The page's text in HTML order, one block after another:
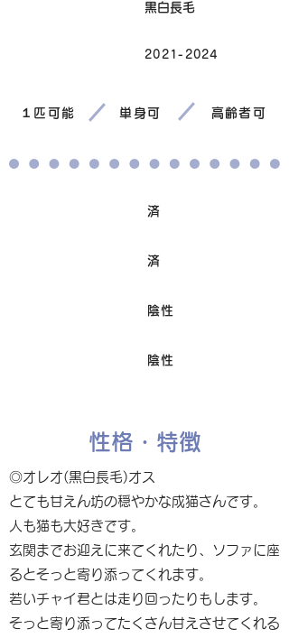
黒白長毛
2021-2024
１匹可能 単身可 高齢者可
済
済
陰性
陰性
性格・特徴
◎オレオ(黒白長毛)オス
とても甘えん坊の穏やかな成猫さんです。
人も猫も大好きです。
玄関までお迎えに来てくれたり、ソファに座
るとそっと寄り添ってくれます。
若いチャイ君とは走り回ったりもします。
そっと寄り添ってたくさん甘えさせてくれる